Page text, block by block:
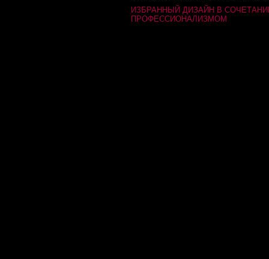
ИЗБРАННЫЙ ДИЗАЙН В
ПРОФЕССИОНАЛИЗМОМ